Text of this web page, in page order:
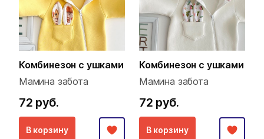
Комбинезон с ушками
Мамина забота
72 руб.
В корзину
Комбинезон с ушками
Мамина забота
72 руб.
В корзину